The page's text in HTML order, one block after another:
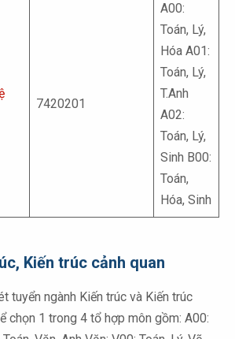
7420201
A00:
Toán, Lý,
Hóa A01:
Toán, Lý,
T.Anh
A02:
Toán, Lý,
Sinh B00:
Toán,
Hóa, Sinh
Kiến trúc cảnh quan
tuyển ngành Kiến trúc và Kiến trúc
chọn 1 trong 4 tổ hợp môn gồm: A00: